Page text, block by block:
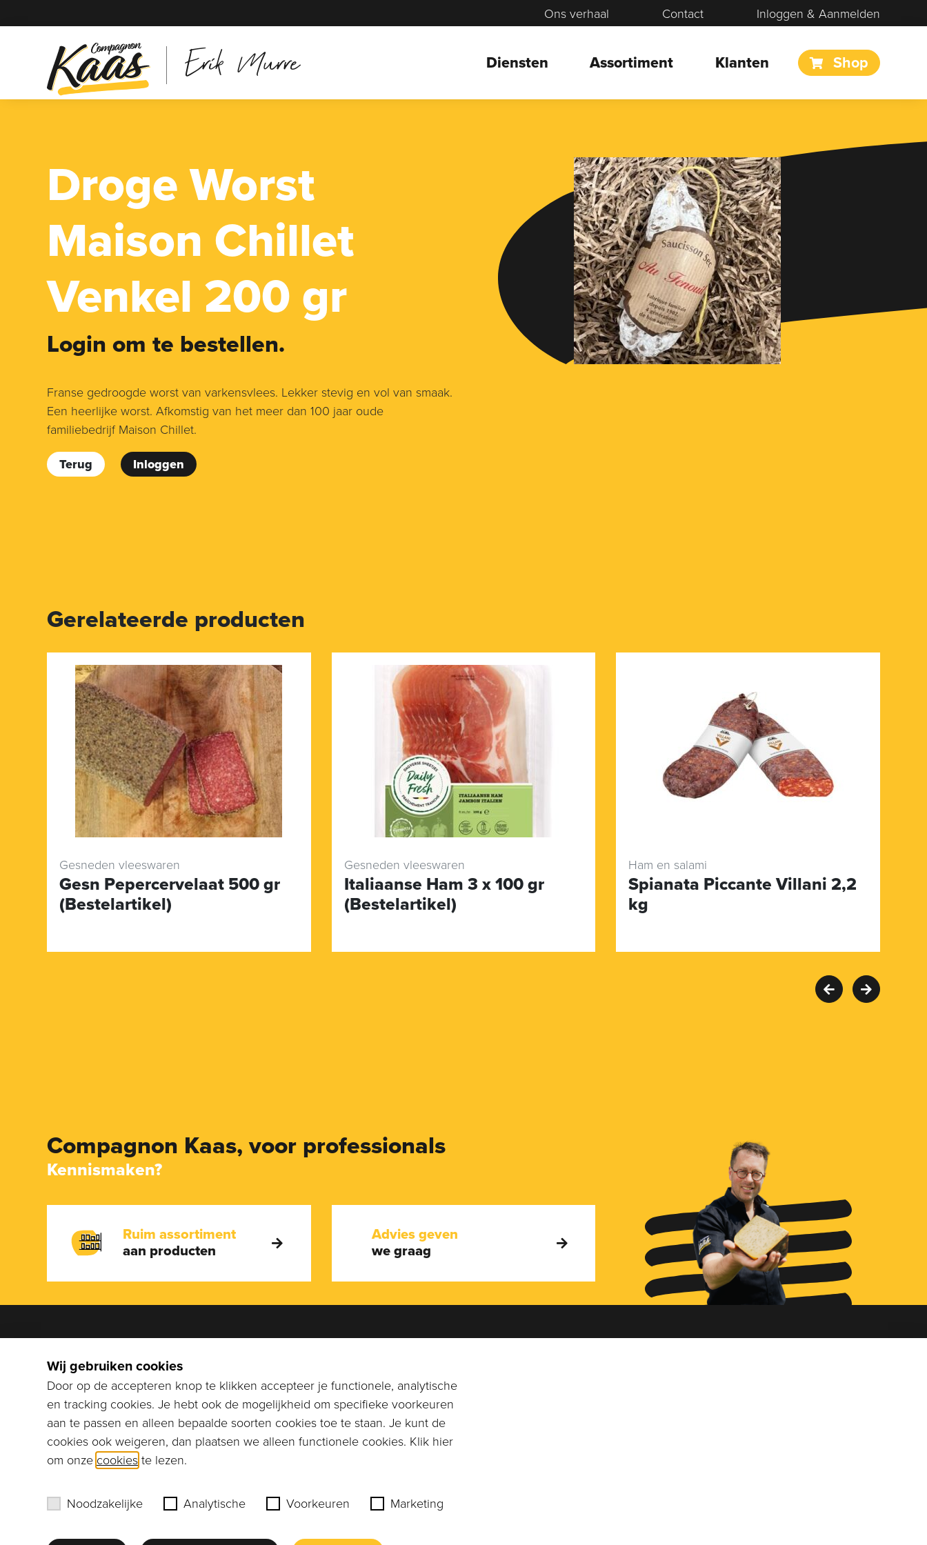
Ons verhaal Contact Inloggen & Aanmelden
Erik Murre Diensten Assortiment Klanten Shop
Droge Worst
Maison Chillet
Venkel 200 gr
Login om te bestellen.
Franse gedroogde worst van varkensvlees. Lekker stevig en vol van smaak.
Een heerlijke worst. Afkomstig van het meer dan 100 jaar oude
familiebedrijf Maison Chillet.
Terug Inloggen
Gerelateerde producten
Gesneden vleeswaren
Gesn Pepercervelaat 500 gr
(Bestelartikel)
Gesneden vleeswaren
Italiaanse Ham 3 x 100 gr
(Bestelartikel)
Ham en salami
Spianata Piccante Villani 2,2
kg
Compagnon Kaas,voor professionals
Kennismaken?
Ruim assortiment
aan producten
Advies geven
we graag
Erik Murre
Bel naar0113-269896of
stuur een email naar
info@compagnonkaas.nl
Wij gebruiken cookies
Door op de accepteren knop te klikken accepteer je functionele, analytische
en tracking cookies. Je hebt ook de mogelijkheid om specifieke voorkeuren
aan te passen en alleen bepaalde soorten cookies toe te staan. Je kunt de
cookies ook weigeren, dan plaatsen we alleen functionele cookies. Klik hier
om onze cookies te lezen.
Noodzakelijke Analytische Voorkeuren Marketing